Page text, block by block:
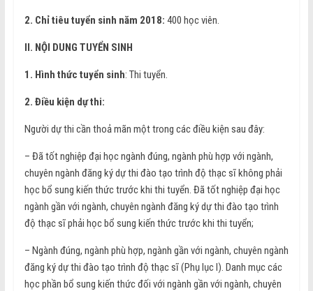
2. Chỉ tiêu tuyển sinh năm 2018: 400 học viên.
II. NỘI DUNG TUYỂN SINH
1. Hình thức tuyển sinh: Thi tuyển.
2. Điều kiện dự thi:
Người dự thi cần thoả mãn một trong các điều kiện sau đây:
– Đã tốt nghiệp đại học ngành đúng, ngành phù hợp với ngành,
chuyên ngành đăng ký dự thi đào tạo trình độ thạc sĩ không phải
học bổ sung kiến thức trước khi thi tuyển. Đã tốt nghiệp đại học
ngành gần với ngành, chuyên ngành đăng ký dự thi đào tạo trình
độ thạc sĩ phải học bổ sung kiến thức trước khi thi tuyển;
– Ngành đúng, ngành phù hợp, ngành gần với ngành, chuyên ngành
đăng ký dự thi đào tạo trình độ thạc sĩ (Phụ lục I). Danh mục các
học phần bổ sung kiến thức đối với ngành gần với ngành, chuyên